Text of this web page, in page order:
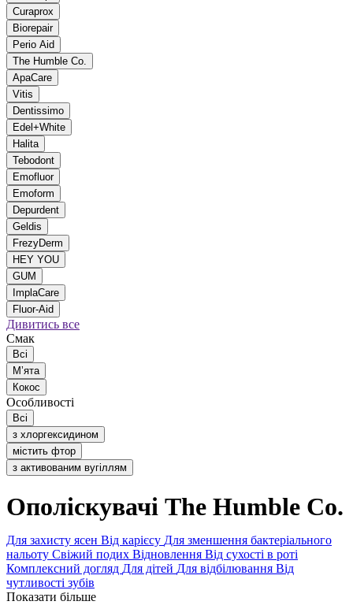
Curaprox
Biorepair
Perio Aid
The Humble Co.
ApaCare
Vitis
Dentissimo
Edel+White
Halita
Tebodont
Emofluor
Emoform
Depurdent
Geldis
FrezyDerm
HEY YOU
GUM
ImplaCare
Fluor-Aid
Дивитись все
Смак
Всі
Мʼята
Кокос
Особливості
Всі
з хлоргексидином
містить фтор
з активованим вугіллям
Ополіскувачі The Humble Co.
Для захисту ясен Від карієсу Для зменшення бактеріального
нальоту Свіжий подих Відновлення Від сухості в роті
Комплексний догляд Для дітей Для відбілювання Від
чутливості зубів
Показати більше